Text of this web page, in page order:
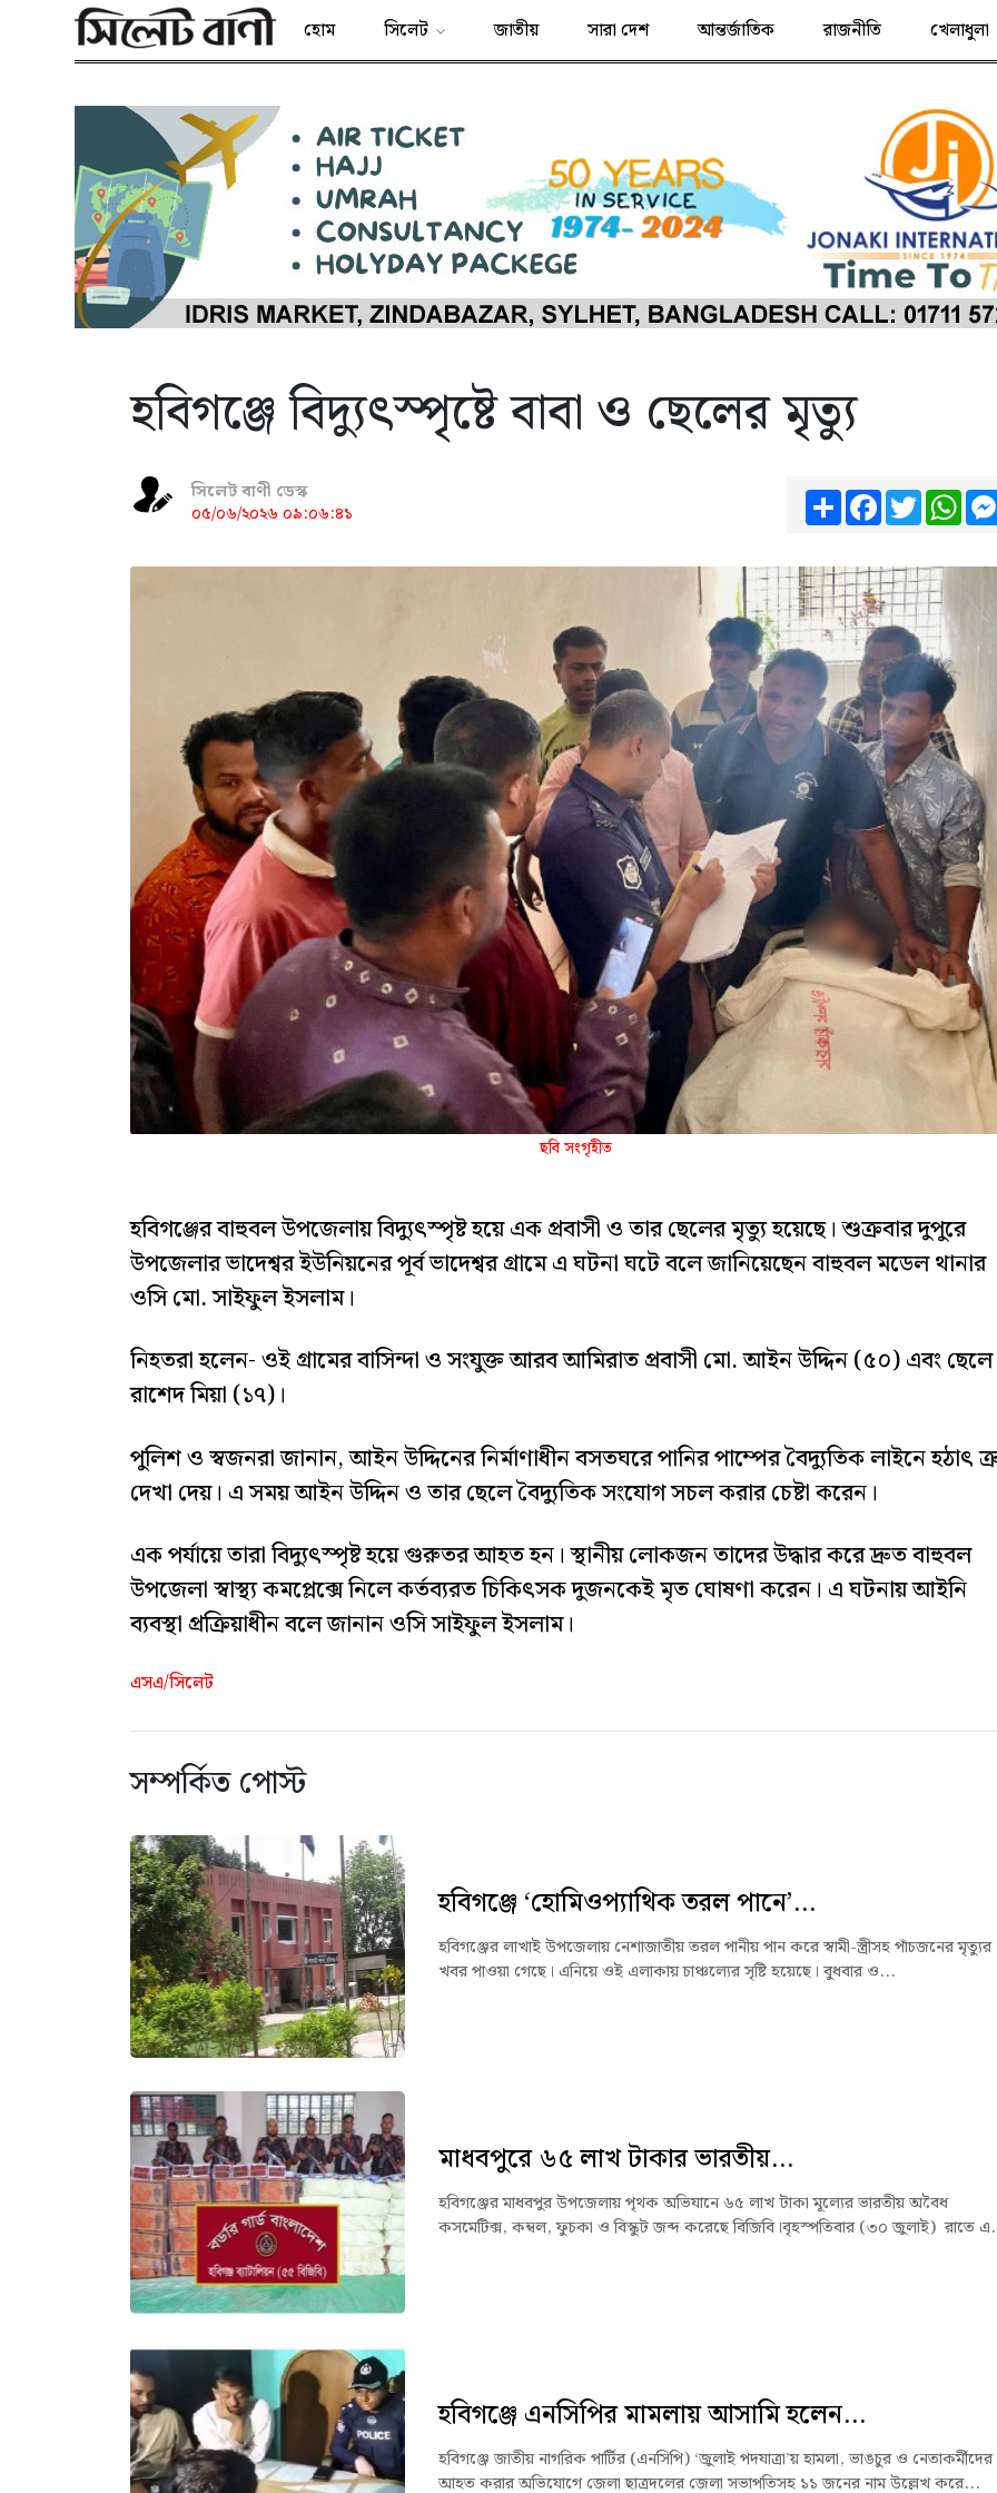
হোম সিলেট জাতীয় সারা দেশ আন্তর্জাতিক রাজনীতি খেলাধুলা
হবিগঞ্জে বিদ্যুৎস্পৃষ্টে বাবা ও ছেলের মৃত্যু
সিলেট বাণী ডেস্ক
০৫/০৬/২০২৬ ০৯:০৬:৪১
ShareFacebook
Twitter
ছবি সংগৃহীত
হবিগঞ্জের বাহুবল উপজেলায় বিদ্যুৎস্পৃষ্ট হয়ে এক প্রবাসী ও তার ছেলের মৃত্যু হয়েছে। শুক্রবার দুপুরে
উপজেলার ভাদেশ্বর ইউনিয়নের পূর্ব ভাদেশ্বর গ্রামে এ ঘটনা ঘটে বলে জানিয়েছেন বাহুবল মডেল থানার
ওসি মো. সাইফুল ইসলাম।
নিহতরা হলেন- ওই গ্রামের বাসিন্দা ও সংযুক্ত আরব আমিরাত প্রবাসী মো. আইন উদ্দিন (৫০) এবং ছেলে
রাশেদ মিয়া (১৭)।
পুলিশ ও স্বজনরা জানান, আইন উদ্দিনের নির্মাণাধীন বসতঘরে পানির পাম্পের বৈদ্যুতিক লাইনে হঠাৎ
দেখা দেয়। এ সময় আইন উদ্দিন ও তার ছেলে বৈদ্যুতিক সংযোগ সচল করার চেষ্টা করেন।
এক পর্যায়ে তারা বিদ্যুৎস্পৃষ্ট হয়ে গুরুতর আহত হন। স্থানীয় লোকজন তাদের উদ্ধার করে দ্রুত বাহুবল
উপজেলা স্বাস্থ্য কমপ্লেক্সে নিলে কর্তব্যরত চিকিৎসক দুজনকেই মৃত ঘোষণা করেন। এ ঘটনায় আইনি
ব্যবস্থা প্রক্রিয়াধীন বলে জানান ওসি সাইফুল ইসলাম।
এসএ/সিলেট
সম্পর্কিত পোস্ট
হবিগঞ্জে ‘হোমিওপ্যাথিক তরল পানে’...
হবিগঞ্জের লাখাই উপজেলায় নেশাজাতীয় তরল পানীয় পান করে স্বামী-স্ত্রীসহ পাঁচজনের মৃত্যুর
খবর পাওয়া গেছে। এনিয়ে ওই এলাকায় চাঞ্চল্যের সৃষ্টি হয়েছে। বুধবার ও...
মাধবপুরে ৬৫ লাখ টাকার ভারতীয়...
হবিগঞ্জের মাধবপুর উপজেলায় পৃথক অভিযানে ৬৫ লাখ টাকা মূল্যের ভারতীয় অবৈধ
কসমেটিক্স, কম্বল, ফুচকা ও বিস্কুট জব্দ করেছে বিজিবি।বৃহস্পতিবার (৩০ জুলাই) রাতে
হবিগঞ্জে এনসিপির মামলায় আসামি হলেন...
হবিগঞ্জে জাতীয় নাগরিক পার্টির (এনসিপি) ‘জুলাই পদযাত্রা’য় হামলা, ভাঙচুর ও নেতাকর্মীদের
আহত করার অভিযোগে জেলা ছাত্রদলের জেলা সভাপতিসহ ১১ জনের নাম উল্লেখ করে...